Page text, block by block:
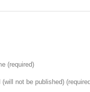
(required)
(will not be published)